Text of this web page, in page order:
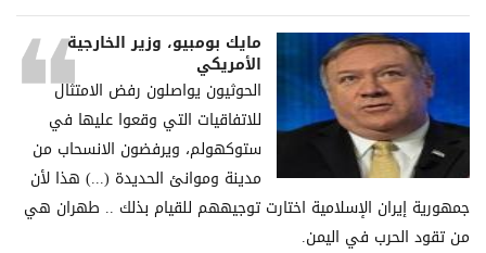
مايك بومبيو، وزير الخارجية
الأمريكي
الحوثيون يواصلون رفض الامتثال
للاتفاقيات التي وقعوا عليها في
ستوكهولم، ويرفضون الانسحاب من
مدينة وموانئ الحديدة (...) هذا لأن
جمهورية إيران الإسلامية اختارت توجيههم للقيام بذلك .. طهران هي
من تقود الحرب في اليمن.